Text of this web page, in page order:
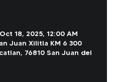
18, 2025, 12:00 AM
Juan Xilitla KM 6 300
76810 San Juan del